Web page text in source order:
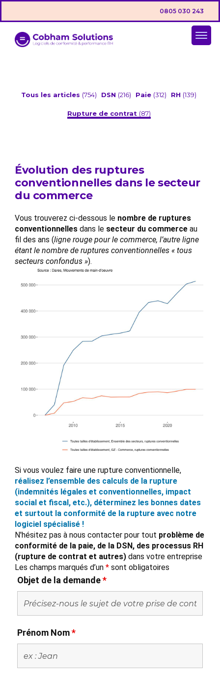
0805 030 243
Tous les articles (754) DSN (216) Paie (312) RH (139)
Rupture de contrat (87)
Évolution des ruptures
conventionnelles dans le secteur
du commerce
Vous trouverez ci-dessous le nombre de ruptures
conventionnelles dans le secteur du commerce au
fil des ans (ligne rouge pour le commerce, l’autre ligne
étant le nombre de ruptures conventionnelles « tous
secteurs confondus »).
Si vous voulez faire une rupture conventionnelle,
réalisez l’ensemble des calculs de la rupture
(indemnités légales et conventionnelles, impact
social et fiscal, etc.), déterminez les bonnes dates
et surtout la conformité de la rupture avec notre
logiciel spécialisé !
N'hésitez pas à nous contacter pour tout problème de
conformité de la paie, de la DSN, des processus RH
(rupture de contrat et autres) dans votre entreprise
Les champs marqués d’un * sont obligatoires
Objet de la demande*
Prénom Nom*